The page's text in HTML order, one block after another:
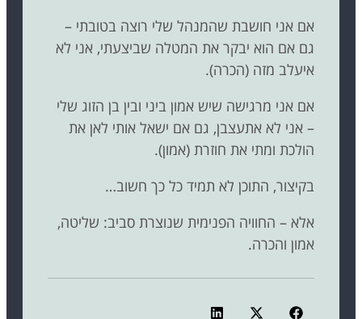
אם אני חושבת שהמנהל שלי רוצה בטובתי –
גם אם הוא יבקר את המטלה שביצעתי, אני לא
איעלב מזה (הכרה).
אם אני מרגישה שיש אמון ביני ובין בן הזוג שלי
– אני לא אתעצבן, גם אם ישאל אותי לאן את
הולכת ומתי את חוזרת (אמון).
בקיצור, התוכן לא תמיד כל כך חשוב…
אלא – החוויה הפנימית שנוצרת סביב: שליטה,
אמון והכרה.